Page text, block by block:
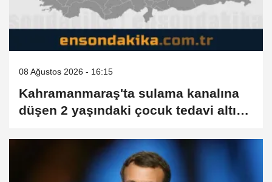
08 Ağustos 2026 - 16:15
Kahramanmaraş'ta sulama kanalına
düşen 2 yaşındaki çocuk tedavi altına
alındı